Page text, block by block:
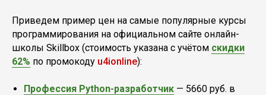
Приведем пример цен на самые популярные курсы
программирования на официальном сайте онлайн-
школы Skillbox (стоимость указана с учётом скидки
62% по промокоду u4ionline):
Профессия Python-разработчик — 5660 руб. в